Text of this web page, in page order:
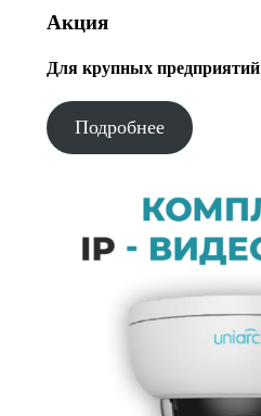
Акция
Для крупных предприятий
Подробнее